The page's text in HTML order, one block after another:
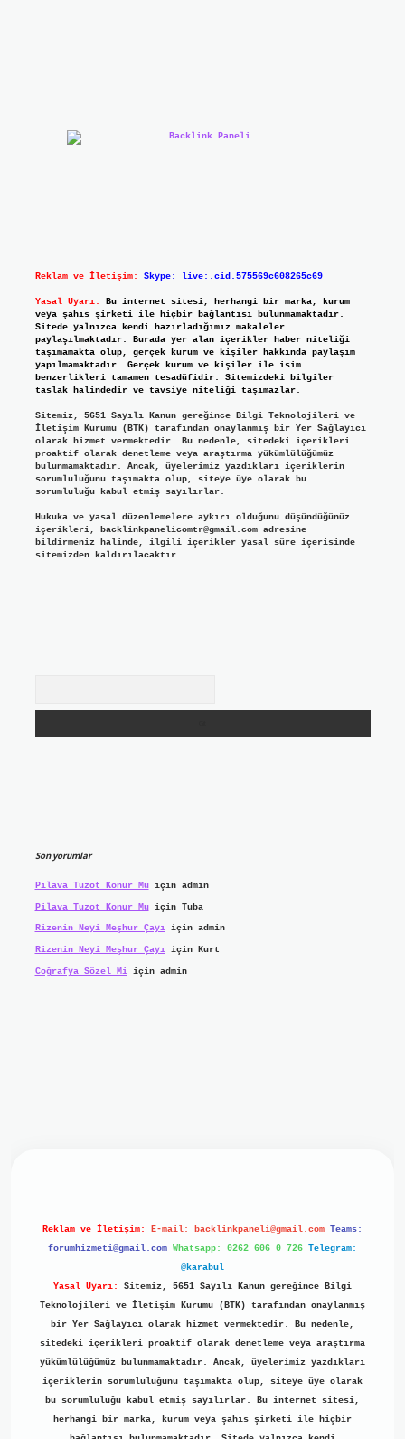
Reklam ve İletişim: Skype: live:.cid.575569c608265c69
Yasal Uyarı:
Bu internet sitesi, herhangi bir marka, kurum
veya şahıs şirketi ile hiçbir bağlantısı bulunmamaktadır.
Sitede yalnızca kendi hazırladığımız makaleler
paylaşılmaktadır. Burada yer alan içerikler haber niteliği
taşımamakta olup, gerçek kurum ve kişiler hakkında paylaşım
yapılmamaktadır. Gerçek kurum ve kişiler ile isim
benzerlikleri tamamen tesadüfidir. Sitemizdeki bilgiler
taslak halindedir ve tavsiye niteliği taşımazlar.
Sitemiz, 5651 Sayılı Kanun gereğince Bilgi Teknolojileri ve
İletişim Kurumu (BTK) tarafından onaylanmış bir Yer Sağlayıcı
olarak hizmet vermektedir. Bu nedenle, sitedeki içerikleri
proaktif olarak denetleme veya araştırma yükümlülüğümüz
bulunmamaktadır. Ancak, üyelerimiz yazdıkları içeriklerin
sorumluluğunu taşımakta olup, siteye üye olarak bu
sorumluluğu kabul etmiş sayılırlar.
Hukuka ve yasal düzenlemelere aykırı olduğunu düşündüğünüz
içerikleri, backlinkpanelicomtr@gmail.comadresine
bildirmeniz halinde, ilgili içerikler yasal süre içerisinde
sitemizden kaldırılacaktır.
Son yorumlar
Pilava Tuzot Konur Muiçin admin
Pilava Tuzot Konur Muiçin Tuba
Rizenin Neyi Meşhur Çayıiçin admin
Rizenin Neyi Meşhur Çayıiçin Kurt
Coğrafya Sözel Miiçin admin
Reklam ve İletişim: E-mail: backlinkpaneli@gmail.com Teams:
forumhizmeti@gmail.com Whatsapp: 0262 606 0 726 Telegram:
@karabul
Yasal Uyarı:
Sitemiz, 5651 Sayılı Kanun gereğince Bilgi
Teknolojileri ve İletişim Kurumu (BTK) tarafından onaylanmış
bir Yer Sağlayıcı olarak hizmet vermektedir. Bu nedenle,
sitedeki içerikleri proaktif olarak denetleme veya araştırma
yükümlülüğümüz bulunmamaktadır. Ancak, üyelerimiz yazdıkları
içeriklerin sorumluluğunu taşımakta olup, siteye üye olarak
bu sorumluluğu kabul etmiş sayılırlar. Bu internet sitesi,
herhangi bir marka, kurum veya şahıs şirketi ile hiçbir